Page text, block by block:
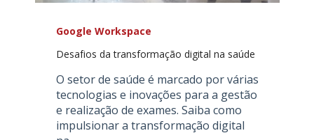
Google Workspace
Desafios da transformação digital na saúde
O setor de saúde é marcado por várias
tecnologias e inovações para a gestão
e realização de exames. Saiba como
impulsionar a transformação digital